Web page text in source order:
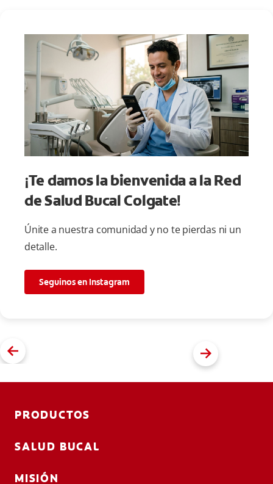
¡Te damos la bienvenida a la Red
de Salud Bucal Colgate!
Únite a nuestra comunidad y no te pierdas ni un
detalle.
Seguinos en Instagram
PRODUCTOS
SALUD BUCAL
MISIÓN